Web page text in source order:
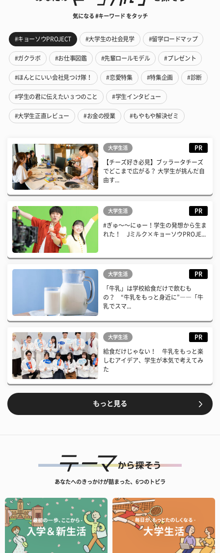
気になる #キーワード をタッチ
#キョーソウPROJECT #大学生の社会見学 #留学ロードマップ
#ガクラボ #お仕事図鑑 #先輩ロールモデル #プレゼント
#ほんとにいい会社見つけ隊！ #恋愛特集 #特集企画 #診断
#学生の君に伝えたい３つのこと #学生インタビュー
#大学生正直レビュー #お金の授業 #もやもや解決ゼミ
大学生活 PR
【チーズ好き必見】ブッラータチーズ
でどこまで広がる？ 大学生が挑んだ自
由す...
大学生活 PR
#ぎゅ〜〜にゅー！学生の発想から生ま
れた！ Jミルク×キョーソウPROJE...
大学生活 PR
「牛乳」は学校給食だけで飲むも
の？ “牛乳をもっと身近に”――「牛
乳でスマ...
大学生活 PR
給食だけじゃない！ 牛乳をもっと楽
しむアイデア、学生が本気で考えてみ
た
もっと見る
あなたへのきっかけが詰まった、6つのトビラ